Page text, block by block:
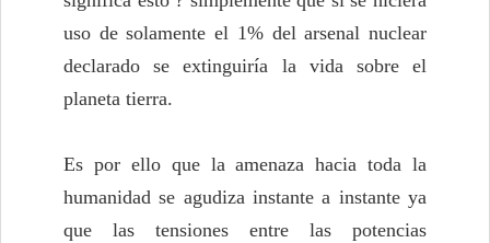
uso de solamente el 1% del arsenal nuclear
declarado se extinguiría la vida sobre el
planeta tierra.
Es por ello que la amenaza hacia toda la
humanidad se agudiza instante a instante ya
que las tensiones entre las potencias